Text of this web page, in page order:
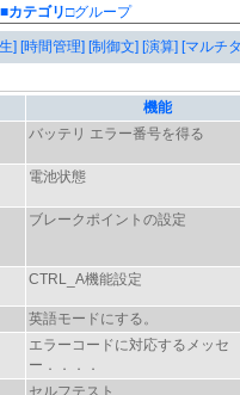
■カテゴリ□グループ
] [時間管理] [制御文] [演算] [マルチ